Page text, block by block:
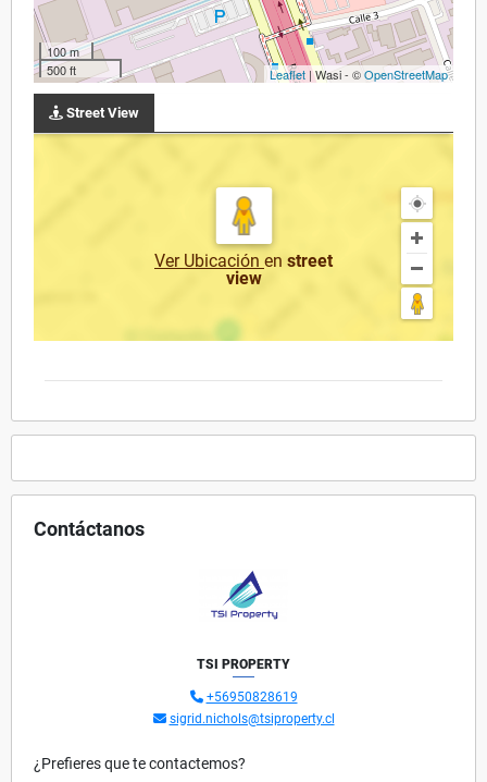
100 m
500 ft
Leaflet | Wasi - ©OpenStreetMap
Street View
Ver Ubicación en street
view
Contáctanos
TSI PROPERTY
+56950828619
sigrid.nichols@tsiproperty.cl
¿Prefieres que te contactemos?